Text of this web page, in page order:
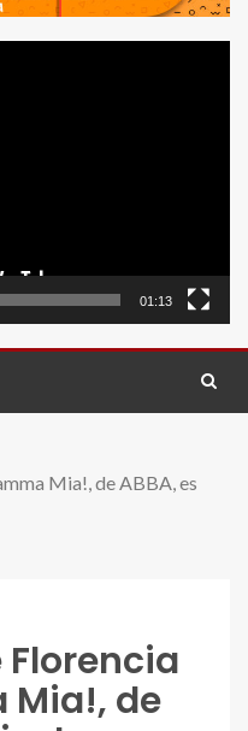
01:13
Mia!, de ABBA, es
Florencia
Mia!, de